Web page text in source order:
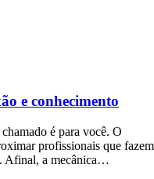
e conhecimento
é para você. O
profissionais que fazem
Afinal, a mecânica…